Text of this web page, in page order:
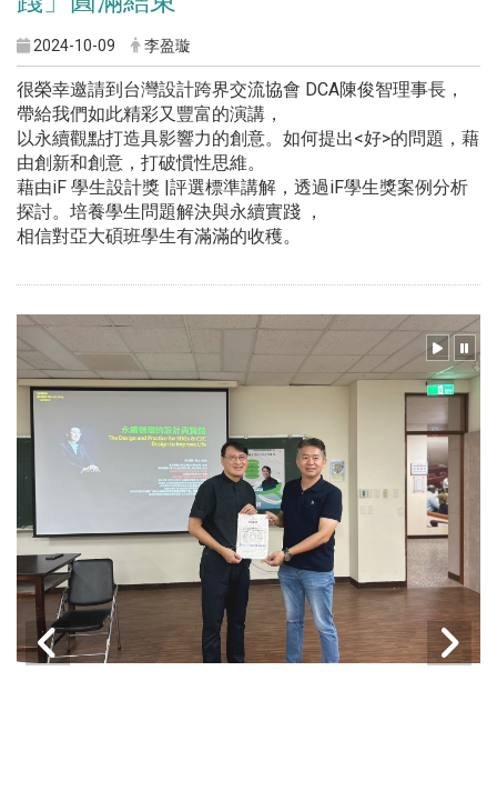
2024-10-09 李盈璇
很榮幸邀請到台灣設計跨界交流協會 DCA陳俊智理事長，
帶給我們如此精彩又豐富的演講，
以永續觀點打造具影響力的創意。如何提出<好>的問題，藉
由創新和創意，打破慣性思維。
藉由iF 學生設計獎 |評選標準講解，透過iF學生獎案例分析
探討。培養學生問題解決與永續實踐 ，
相信對亞大碩班學生有滿滿的收穫。